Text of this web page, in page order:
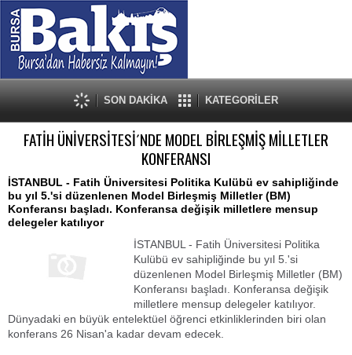
SON DAKİKA KATEGORİLER
FATİH ÜNİVERSİTESİ´NDE MODEL BİRLEŞMİŞ MİLLETLER
KONFERANSI
İSTANBUL - Fatih Üniversitesi Politika Kulübü ev sahipliğinde
bu yıl 5.'si düzenlenen Model Birleşmiş Milletler (BM)
Konferansı başladı. Konferansa değişik milletlere mensup
delegeler katılıyor
İSTANBUL - Fatih Üniversitesi Politika
Kulübü ev sahipliğinde bu yıl 5.'si
düzenlenen Model Birleşmiş Milletler (BM)
Konferansı başladı. Konferansa değişik
milletlere mensup delegeler katılıyor.
Dünyadaki en büyük entelektüel öğrenci etkinliklerinden biri olan
konferans 26 Nisan'a kadar devam edecek.